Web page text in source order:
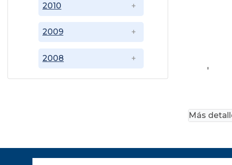
2008
2009
2010
'
Más